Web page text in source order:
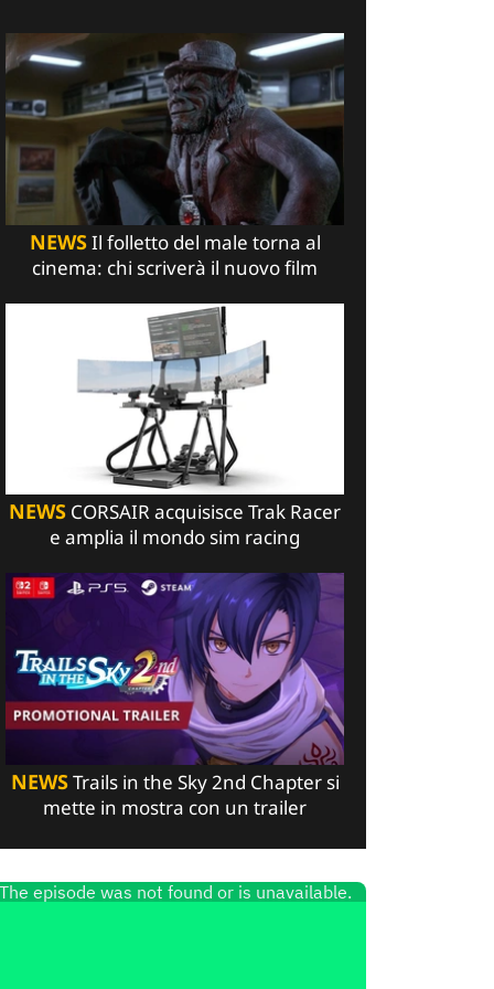
NEWSIl folletto del male torna al
cinema: chi scriverà il nuovo film
NEWS CORSAIR acquisisce Trak Racer
e amplia il mondo sim racing
NEWSTrails in the Sky 2nd Chapter si
mette in mostra con un trailer